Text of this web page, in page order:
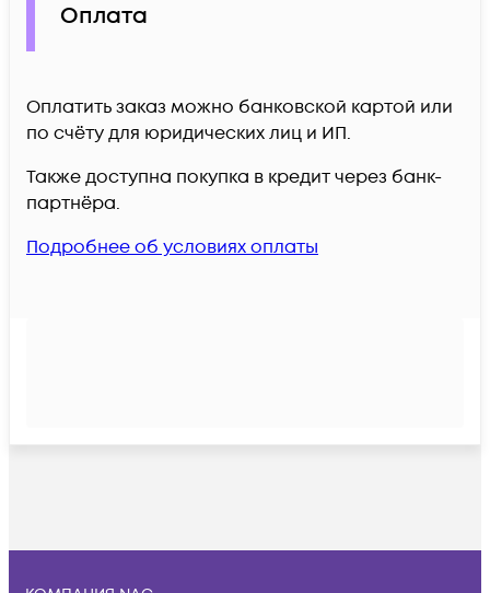
Оплата
Оплатить заказ можно банковской картой или
по счёту для юридических лиц и ИП.
Также доступна покупка в кредит через банк-
партнёра.
Подробнее об условиях оплаты